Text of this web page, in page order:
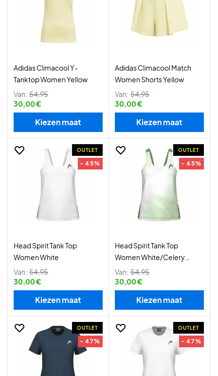
Adidas Climacool Y-
Tanktop Women Yellow
Van: 54,95
30,00 €
Kiezen maat
Adidas Climacool Match
Women Shorts Yellow
Van: 54,95
30,00 €
Kiezen maat
OUTLET
- 45%
Head Spirit Tank Top
Women White
Van: 54,95
30,00 €
Kiezen maat
OUTLET
- 45%
Head Spirit Tank Top
Women White/Celery
Green
Van: 54,95
30,00 €
Kiezen maat
OUTLET
- 47%
OUTLET
- 47%